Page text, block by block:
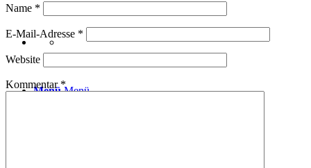
Menü Menü
Name *
E-Mail-Adresse *
Website
Kommentar*